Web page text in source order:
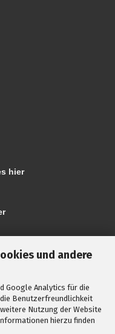
und andere
Google Analytics für die
Benutzerfreundlichkeit
Nutzung der Website
hierzu finden
hier
der Motive.